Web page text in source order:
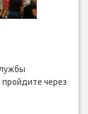
через